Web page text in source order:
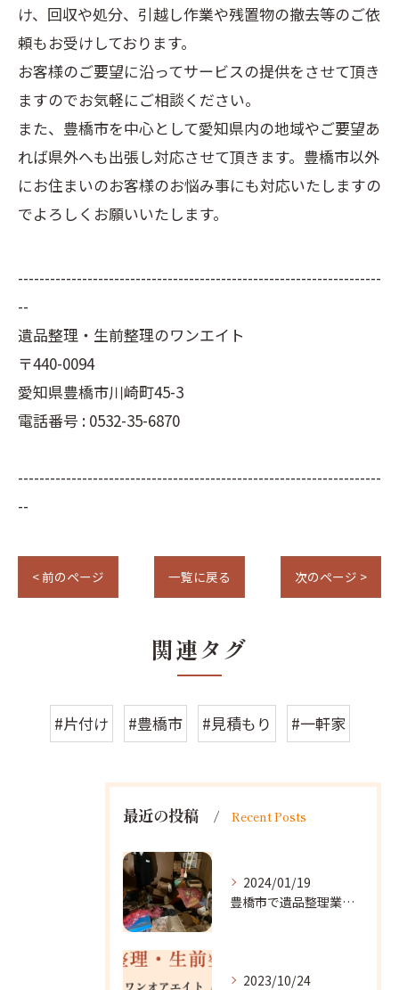
け、回収や処分、引越し作業や残置物の撤去等のご依
頼もお受けしております。
お客様のご要望に沿ってサービスの提供をさせて頂き
ますのでお気軽にご相談ください。
また、豊橋市を中心として愛知県内の地域やご要望あ
れば県外へも出張し対応させて頂きます。豊橋市以外
にお住まいのお客様のお悩み事にも対応いたしますの
でよろしくお願いいたします。
--------------------------------------------------------------------
--
遺品整理・生前整理のワンエイト
〒440-0094
愛知県豊橋市川崎町45-3
電話番号 : 0532-35-6870
--------------------------------------------------------------------
--
< 前のページ 一覧に戻る 次のページ >
関連タグ
#片付け #豊橋市 #見積もり #一軒家
最近の投稿 Recent Posts
2024/01/19
豊橋市で遺品整理業者をお探しなら｜心を込めたサービスを
2023/10/24